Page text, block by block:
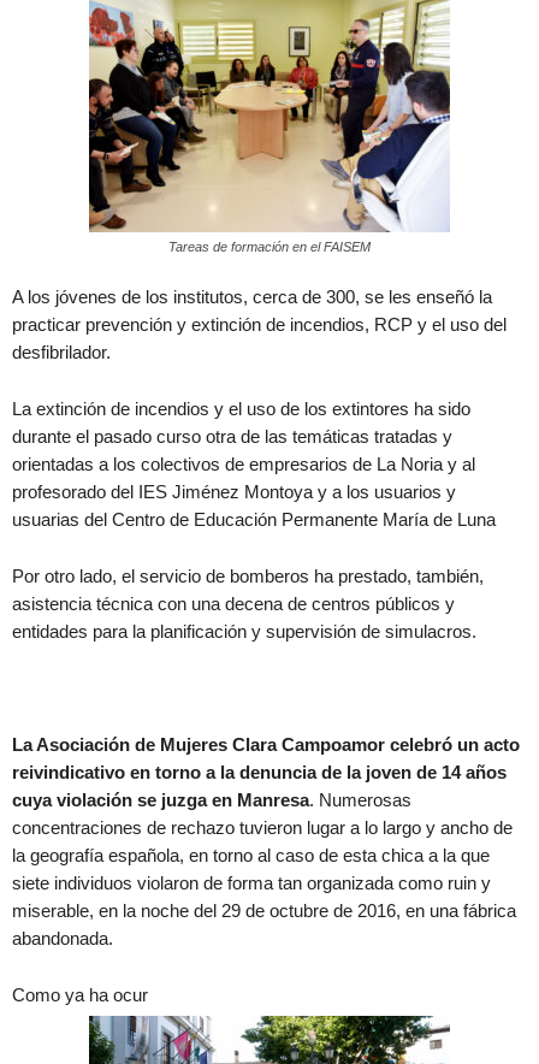
Tareas de formación en el FAISEM
A los jóvenes de los institutos, cerca de 300, se les enseñó la
practicar prevención y extinción de incendios, RCP y el uso del
desfibrilador.
La extinción de incendios y el uso de los extintores ha sido
durante el pasado curso otra de las temáticas tratadas y
orientadas a los colectivos de empresarios de La Noria y al
profesorado del IES Jiménez Montoya y a los usuarios y
usuarias del Centro de Educación Permanente María de Luna
Por otro lado, el servicio de bomberos ha prestado, también,
asistencia técnica con una decena de centros públicos y
entidades para la planificación y supervisión de simulacros.
La Asociación de Mujeres Clara Campoamor celebró un acto
reivindicativo en torno a la denuncia de la joven de 14 años
cuya violación se juzga en Manresa. Numerosas
concentraciones de rechazo tuvieron lugar a lo largo y ancho de
la geografía española, en torno al caso de esta chica a la que
siete individuos violaron de forma tan organizada como ruin y
miserable, en la noche del 29 de octubre de 2016, en una fábrica
abandonada.
Como ya ha ocur